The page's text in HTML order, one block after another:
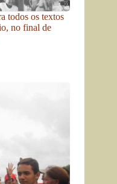
todos os textos
no final de